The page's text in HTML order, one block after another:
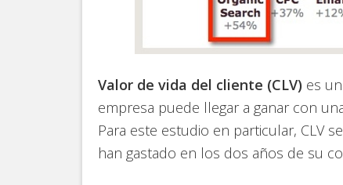
Valor de vida del cliente (CLV) es
empresa puede llegar a ganar con
Para este estudio en particular, CLV
han gastado en los dos años de su